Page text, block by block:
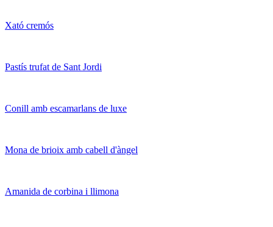
Xató cremós
Pastís trufat de Sant Jordi
Conill amb escamarlans de luxe
Mona de brioix amb cabell d'àngel
Amanida de corbina i llimona